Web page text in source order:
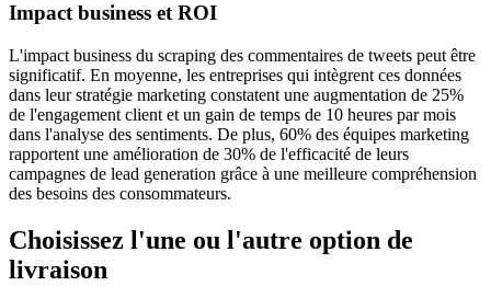
Impact business et ROI
L'impact business du scraping des commentaires de tweets peut être
significatif. En moyenne, les entreprises qui intègrent ces données
dans leur stratégie marketing constatent une augmentation de 25%
de l'engagement client et un gain de temps de 10 heures par mois
dans l'analyse des sentiments. De plus, 60% des équipes marketing
rapportent une amélioration de 30% de l'efficacité de leurs
campagnes de lead generation grâce à une meilleure compréhension
des besoins des consommateurs.
Choisissez l'une ou l'autre option de
livraison